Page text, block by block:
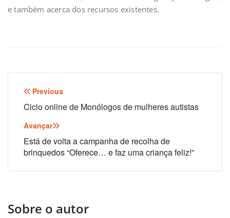
e também acerca dos recursos existentes.
Navegação
de
artigos
Previous
Ciclo online de Monólogos de mulheres autistas
Avançar
Está de volta a campanha de recolha de
brinquedos “Oferece… e faz uma criança feliz!”
Sobre o autor